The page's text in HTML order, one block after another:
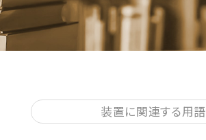
装置に関連する用語